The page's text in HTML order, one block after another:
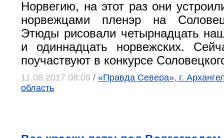
Норвегию, на этот раз они
норвежцами пленэр на
Этюды рисовали четырнадцать
и одиннадцать норвежских.
поучаствуют в конкурсе
11.08.2017 08:09 / «Правда Севера», г.
область